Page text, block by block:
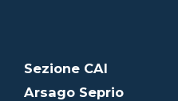
Sezione CAI
Arsago Seprio